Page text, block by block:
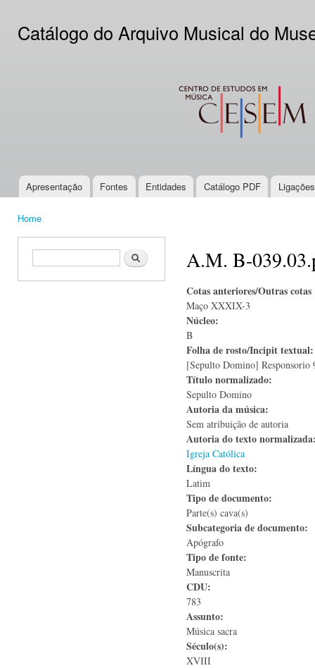
Catálogo do Arquivo Musical do
CESEM
Main menu
Apresentação Fontes Entidades Catálogo PDF
Home
Search form Search A.M. B-
Cotas anteriores/Outras
Maço XXXIX-3
Núcleo:
B
Folha de rosto/Incipit
[Sepulto Domino] Responsorio
Título normalizado:
Sepulto Domino
Autoria da música:
Sem atribuição de autoria
Autoria do texto
Igreja Católica
Língua do texto:
Latim
Tipo de documento:
Parte(s) cava(s)
Subcategoria de documento:
Apógrafo
Tipo de fonte:
Manuscrita
CDU:
783
Assunto:
Música sacra
Século(s):
XVIII